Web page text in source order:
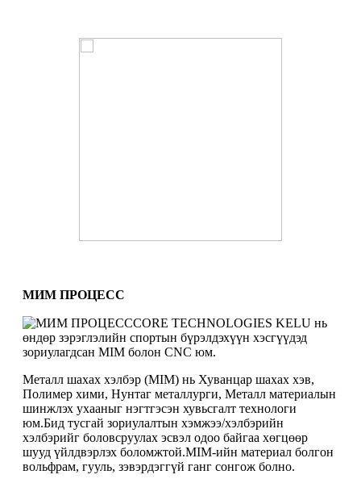
МИМ ПРОЦЕСС
CORE TECHNOLOGIES KELU нь
өндөр зэрэглэлийн спортын бүрэлдэхүүн хэсгүүдэд
зориулагдсан MIM болон CNC юм.
Металл шахах хэлбэр (MIM) нь Хуванцар шахах хэв,
Полимер хими, Нунтаг металлурги, Металл материалын
шинжлэх ухааныг нэгтгэсэн хувьсгалт технологи
юм.Бид тусгай зориулалтын хэмжээ/хэлбэрийн
хэлбэрийг боловсруулах эсвэл одоо байгаа хөгцөөр
шууд үйлдвэрлэх боломжтой.MIM-ийн материал болгон
вольфрам, гууль, зэвэрдэггүй ганг сонгож болно.